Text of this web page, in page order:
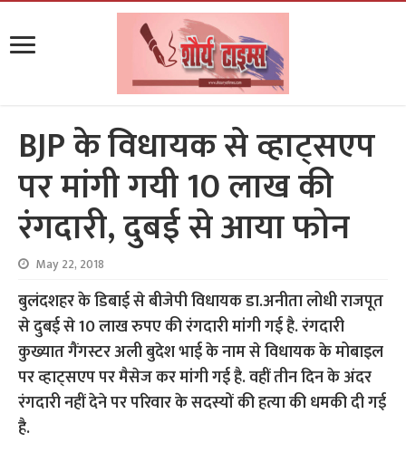
BJP के विधायक से व्हाट्सएप
पर मांगी गयी 10 लाख की
रंगदारी, दुबई से आया फोन
May 22, 2018
बुलंदशहर के डिबाई से बीजेपी विधायक डा.अनीता लोधी राजपूत
से दुबई से 10 लाख रुपए की रंगदारी मांगी गई है. रंगदारी
कुख्यात गैंगस्टर अली बुदेश भाई के नाम से विधायक के मोबाइल
पर व्हाट्सएप पर मैसेज कर मांगी गई है. वहीं तीन दिन के अंदर
रंगदारी नहीं देने पर परिवार के सदस्यों की हत्या की धमकी दी गई
है.